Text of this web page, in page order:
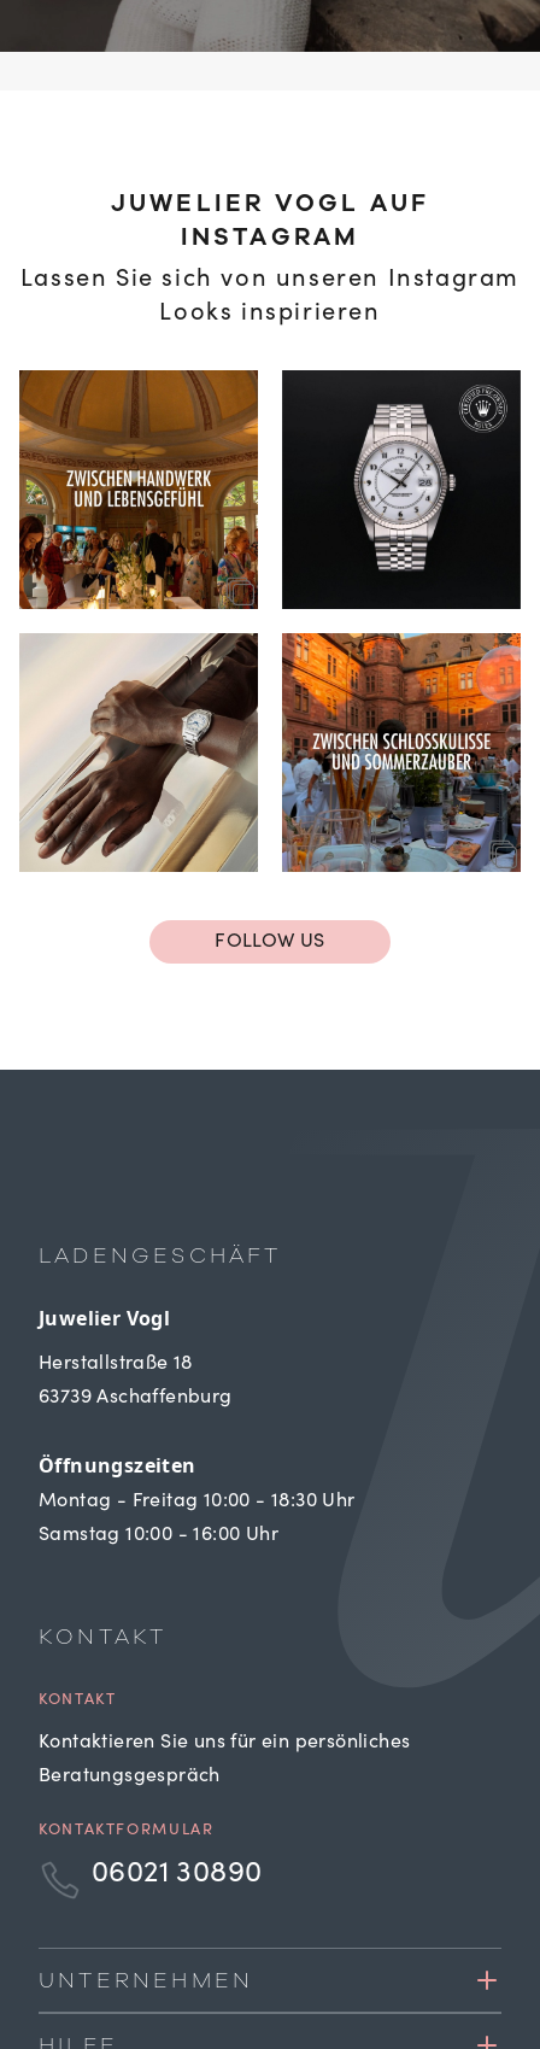
JUWELIER VOGL AUF
INSTAGRAM
Lassen Sie sich von unseren Instagram
Looks inspirieren
FOLLOW US
LADENGESCHÄFT
Juwelier Vogl
Herstallstraße 18
63739 Aschaffenburg
Öffnungszeiten
Montag - Freitag 10:00 - 18:30 Uhr
Samstag 10:00 - 16:00 Uhr
KONTAKT
KONTAKT
Kontaktieren Sie uns für ein persönliches
Beratungsgespräch
KONTAKTFORMULAR
06021 30890
UNTERNEHMEN